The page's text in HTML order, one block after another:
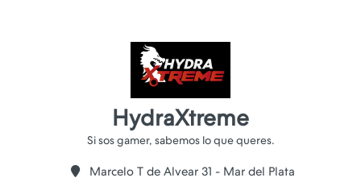
HydraXtreme
Marcelo T de Alvear 31 - Mar del Plata